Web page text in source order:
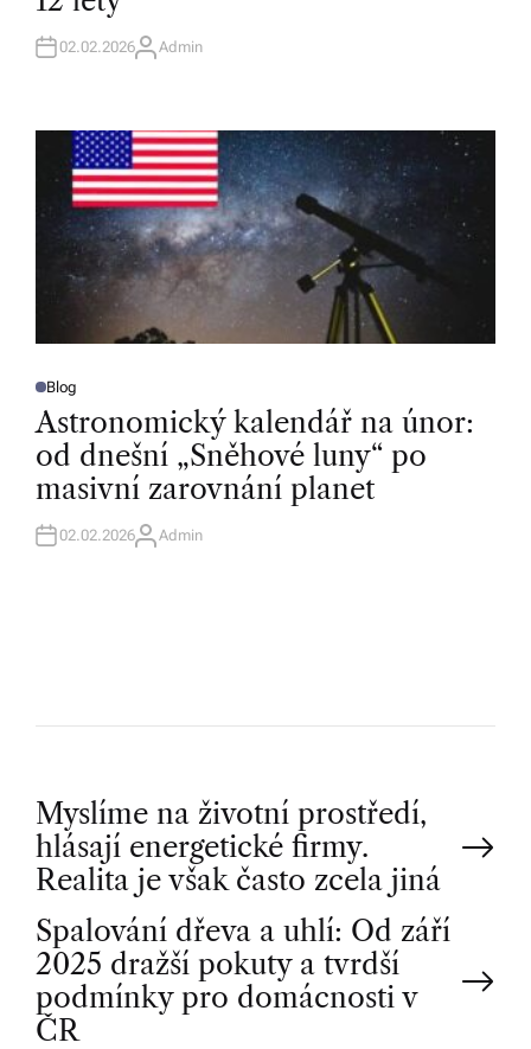
N
02.02.2026A
R
Admin
P
S
T
E
D
I
N
Blog
Astronomický kalendář na únor:
od dnešní „Sněhové luny“ po
masivní zarovnání planet
02.02.2026A
Admin
P
o
s
t
Myslíme na životní prostředí,
hlásají energetické firmy.
Realita je však často zcela jiná
Spalování dřeva a uhlí: Od září
2025 dražší pokuty a tvrdší
podmínky pro domácnosti v
ČR